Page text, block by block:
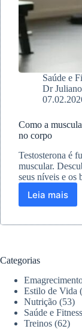
Saúde e
Dr
Como a
no corpo
Testosterona é
muscular.
seus níveis e os
Leia mais
Como
no
corpo
Categorias
Estilo de Vida
Nutrição (53)
Saúde e Fitness
Treinos (62)